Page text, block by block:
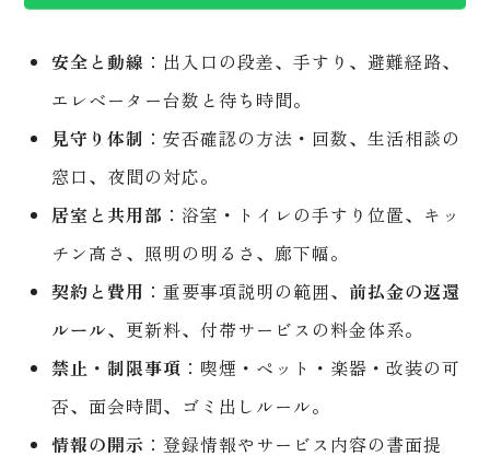
安全と動線 ：出入口の段差、手すり、避難経路、
エレベーター台数と待ち時間。
見守り体制 ：安否確認の方法・回数、生活相談の
窓口、夜間の対応。
居室と共用部 ：浴室・トイレの手すり位置、キッ
チン高さ、照明の明るさ、廊下幅。
契約と費用 ：重要事項説明の範囲、 前払金の返還
ルール、更新料、付帯サービスの料金体系。
禁止・制限事項 ：喫煙・ペット・楽器・改装の可
否、面会時間、ゴミ出しルール。
情報の開示 ：登録情報やサービス内容の書面提